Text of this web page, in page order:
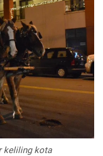
keliling kota